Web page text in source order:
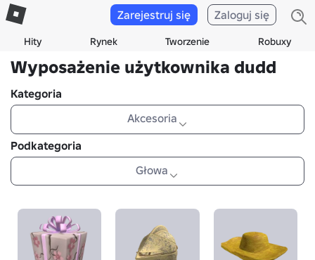
Hity Rynek Tworzenie Robuxy
Zarejestruj się Zaloguj się
Wyposażenie użytkownika dudd
Kategoria
Akcesoria
Podkategoria
Głowa